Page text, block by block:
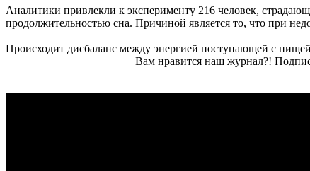
Аналитики привлекли к эксперименту 216 человек,
продолжительностью сна. Причиной является то, что при
Происходит дисбаланс между энергией поступающей с
Вам нравится наш журнал?!